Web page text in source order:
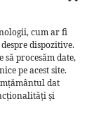
cum ar fi
dispozitive.
procesăm date,
pe acest site.
dat
și